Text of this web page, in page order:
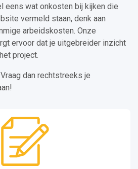
eens wat onkosten bij kijken die
vermeld staan, denk aan
arbeidskosten. Onze
ervoor dat je uitgebreider inzicht
project.
dan rechtstreeks je